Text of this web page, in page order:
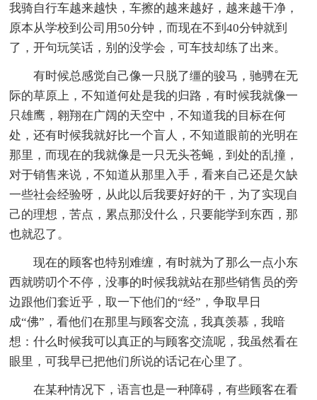
我骑自行车越来越快，车擦的越来越好，越来越干净，
原本从学校到公司用50分钟，而现在不到40分钟就到
了，开句玩笑话，别的没学会，可车技却练了出来。
有时候总感觉自己像一只脱了缰的骏马，驰骋在无
际的草原上，不知道何处是我的归路，有时候我就像一
只雄鹰，翱翔在广阔的天空中，不知道我的目标在何
处，还有时候我就好比一个盲人，不知道眼前的光明在
那里，而现在的我就像是一只无头苍蝇，到处的乱撞，
对于销售来说，不知道从那里入手，看来自己还是欠缺
一些社会经验呀，从此以后我要好好的干，为了实现自
己的理想，苦点，累点那没什么，只要能学到东西，那
也就忍了。
现在的顾客也特别难缠，有时就为了那么一点小东
西就唠叨个不停，没事的时候我就站在那些销售员的旁
边跟他们套近乎，取一下他们的“经”，争取早日
成“佛”，看他们在那里与顾客交流，我真羡慕，我暗
想：什么时候我可以真正的与顾客交流呢，我虽然看在
眼里，可我早已把他们所说的话记在心里了。
在某种情况下，语言也是一种障碍，有些顾客在看